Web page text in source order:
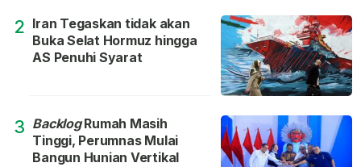
2 Iran Tegaskan tidak akan
Buka Selat Hormuz hingga
AS Penuhi Syarat
3 BacklogRumah Masih
Tinggi, Perumnas Mulai
Bangun Hunian Vertikal